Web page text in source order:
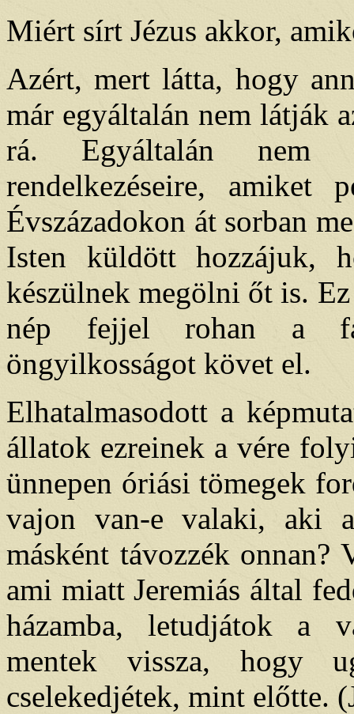
Miért sírt Jézus akkor,
Azért, mert látta, hogy
már egyáltalán nem látják
rá. Egyáltalán nem
rendelkezéseire, amiket
Évszázadokon át sorban
Isten küldött hozzájuk,
készülnek megölni őt is.
nép fejjel rohan a
öngyilkosságot követ el.
Elhatalmasodott a
állatok ezreinek a vére
ünnepen óriási tömegek
vajon van-e valaki, aki
másként távozzék onnan?
ami miatt Jeremiás által
házamba, letudjátok a
mentek vissza, hogy
cselekedjétek, mint előtte.